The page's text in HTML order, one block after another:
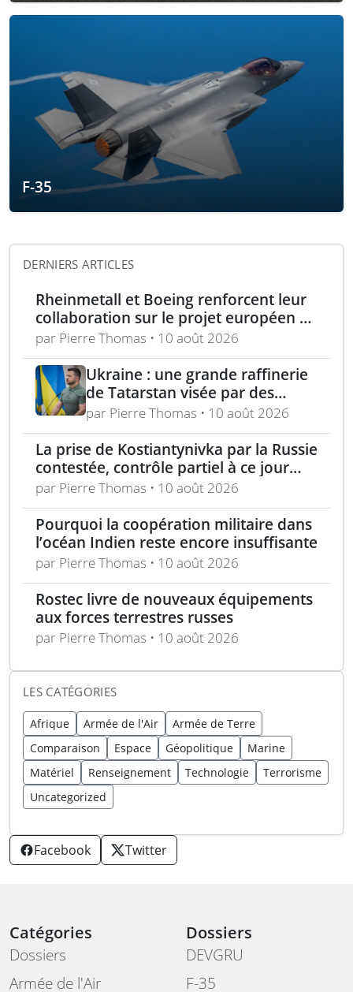
F-35
DERNIERS ARTICLES
Rheinmetall et Boeing renforcent leur
collaboration sur le projet européen de
drone de combat CCA
par Pierre Thomas • 10 août 2026
Ukraine : une grande raffinerie
de Tatarstan visée par des
bombardements
par Pierre Thomas • 10 août 2026
La prise de Kostiantynivka par la Russie
contestée, contrôle partiel à ce jour
selon Londres
par Pierre Thomas • 10 août 2026
Pourquoi la coopération militaire dans
l’océan Indien reste encore insuffisante
par Pierre Thomas • 10 août 2026
Rostec livre de nouveaux équipements
aux forces terrestres russes
par Pierre Thomas • 10 août 2026
LES CATÉGORIES
Afrique Armée de l'Air
Armée de Terre
Comparaison
Espace Géopolitique
Marine
Matériel
Renseignement Technologie
Terrorisme
Uncategorized
Facebook Twitter
Catégories
Dossiers
Armée de l'Air
Dossiers
DEVGRU
F-35